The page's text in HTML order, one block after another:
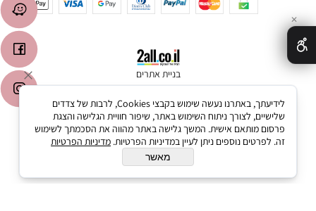
בניית אתרים
✕
לידיעתך, באתרנו נעשה שימוש בקבצי Cookies, לרבות של צדדים
שלישיים, לצורך ניתוח השימוש באתר, שיפור חוויית הגלישה והצגת
פרסום מותאם אישית. המשך גלישה באתר מהווה את הסכמתך לשימוש
זה. לפרטים נוספים ניתן לעיין במדיניות הפרטיות. מדיניות הפרטיות
מאשר